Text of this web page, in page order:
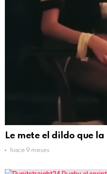
Le mete el dildo que
hace 9 meses